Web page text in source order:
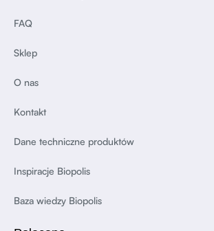
FAQ
Sklep
O nas
Kontakt
Dane techniczne produktów
Inspiracje Biopolis
Baza wiedzy Biopolis